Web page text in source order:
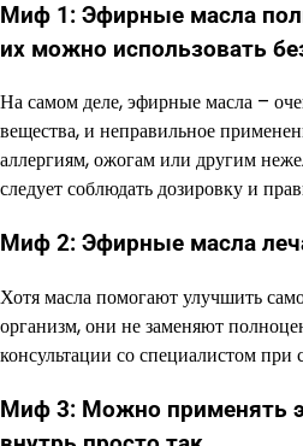
Миф 1: Эфирные масла
их можно использовать
На самом деле, эфирные масла –
вещества, и неправильное
аллергиям, ожогам или другим
следует соблюдать дозировку и
Миф 2: Эфирные масла
Хотя масла помогают улучшить
организм, они не заменяют
консультации со специалистом при
Миф 3: Можно применять